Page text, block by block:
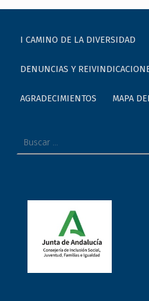
I CAMINO DE LA DIVERSIDAD
DENUNCIAS Y
AGRADECIMIENTOS MAPA